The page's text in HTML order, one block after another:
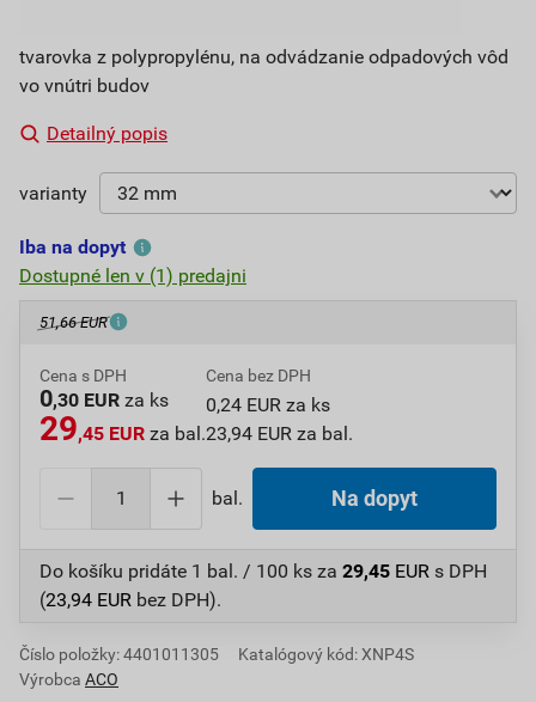
tvarovka z polypropylénu, na odvádzanie odpadových vôd
vo vnútri budov
Detailný popis
varianty
Iba na dopyt
Dostupné len v (1) predajni
51,66 EUR
Cena s DPH
0,30 EUR za ks
29,45 EUR za bal.
Cena bez DPH
0,24 EUR za ks
23,94 EUR za bal.
bal. Na dopyt
Do košíku pridáte 1 bal. / 100 ks za 29,45 EUR s DPH
(23,94 EUR bez DPH).
Číslo položky:4401011305
Katalógový kód: XNP4S
Výrobca ACO